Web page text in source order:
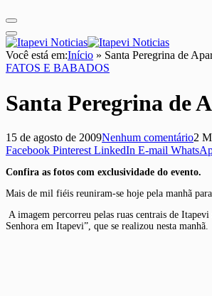
Você está em:Início » Santa Peregrina de
FATOS E BABADOS
Santa Peregrina de
15 de agosto de 2009Nenhum comentário2
Facebook Pinterest LinkedIn E-mail
Confira as fotos com exclusividade do evento.
Mais de mil fiéis reuniram-se hoje pela manhã
A imagem percorreu pelas ruas centrais de
Senhora em Itapevi”, que se realizou nesta manhã.